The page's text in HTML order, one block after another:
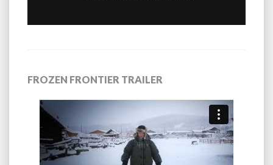
FROZEN FRONTIER TRAILER